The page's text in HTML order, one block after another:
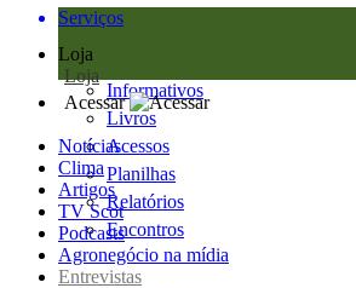
Serviços
Loja
Loja
Informativos
Livros
Acessos
Planilhas
Relatórios
Encontros
Acessar
Notícias
Clima
Artigos
TV Scot
Podcasts
Agronegócio na mídia
Entrevistas